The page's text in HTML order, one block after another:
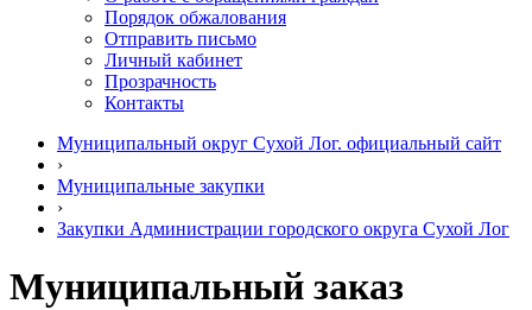
Порядок обжалования
Отправить письмо
Личный кабинет
Прозрачность
Контакты
Муниципальный округ Сухой Лог. официальный сайт
›
Муниципальные закупки
›
Закупки Администрации городского округа Сухой Лог
Муниципальный заказ